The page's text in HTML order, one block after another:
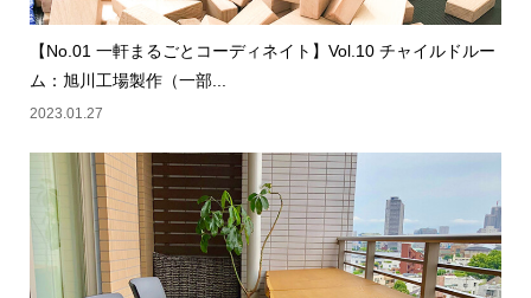
【No.01 一軒まるごとコーディネイト】Vol.10 チャイルドルー
ム：旭川工場製作（一部...
2023.01.27